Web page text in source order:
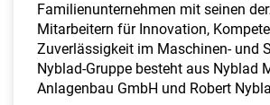
Familienunternehmen mit seinen
Mitarbeitern für Innovation,
Zuverlässigkeit im Maschinen- und
Nyblad-Gruppe besteht aus Nyblad
Anlagenbau GmbH und Robert